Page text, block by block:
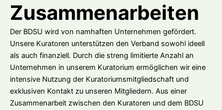
Zusammenarbeiten
Der BDSU wird von namhaften Unternehmen gefördert.
Unsere Kuratoren unterstützen den Verband sowohl ideell
als auch finanziell. Durch die streng limitierte Anzahl an
Unternehmen in unserem Kuratorium ermöglichen wir eine
intensive Nutzung der Kuratoriumsmitgliedschaft und
exklusiven Kontakt zu unseren Mitgliedern. Aus einer
Zusammenarbeit zwischen den Kuratoren und dem BDSU